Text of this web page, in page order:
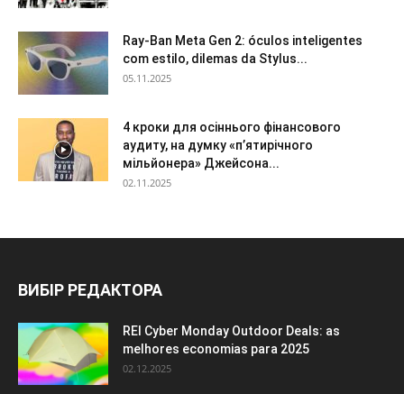
Ray-Ban Meta Gen 2: óculos inteligentes
com estilo, dilemas da Stylus...
05.11.2025
4 кроки для осіннього фінансового
аудиту, на думку «п’ятирічного
мільйонера» Джейсона...
02.11.2025
ВИБІР РЕДАКТОРА
REI Cyber ​​Monday Outdoor Deals: as
melhores economias para 2025
02.12.2025